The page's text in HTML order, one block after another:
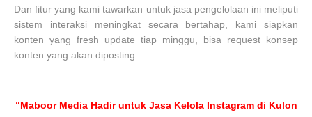
Dan fitur yang kami tawarkan untuk jasa pengelolaan ini meliputi
sistem interaksi meningkat secara bertahap, kami siapkan
konten yang fresh update tiap minggu, bisa request konsep
konten yang akan diposting.
“Maboor Media Hadir untuk Jasa Kelola Instagram di Kulon